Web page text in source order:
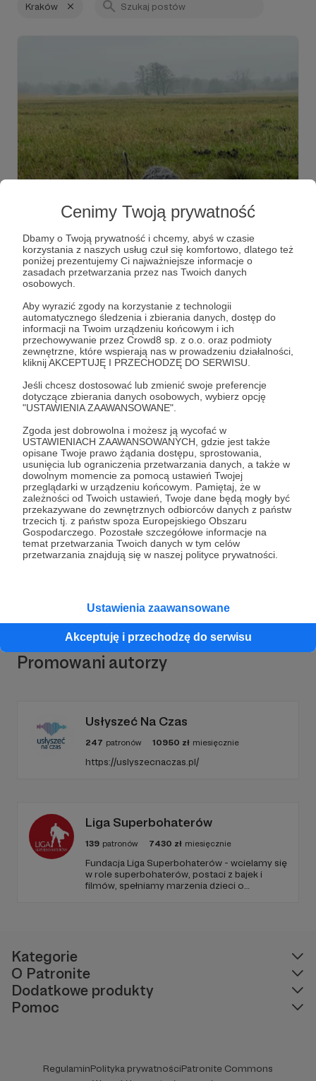
Cenimy Twoją prywatność
Dbamy o Twoją prywatność i chcemy, abyś w czasie
korzystania z naszych usług czuł się komfortowo, dlatego też
poniżej prezentujemy Ci najważniejsze informacje o
zasadach przetwarzania przez nas Twoich danych
osobowych.
Aby wyrazić zgody na korzystanie z technologii
automatycznego śledzenia i zbierania danych, dostęp do
informacji na Twoim urządzeniu końcowym i ich
przechowywanie przez Crowd8 sp. z o.o. oraz podmioty
zewnętrzne, które wspierają nas w prowadzeniu działalności,
kliknij AKCEPTUJĘ I PRZECHODZĘ DO SERWISU.
Jeśli chcesz dostosować lub zmienić swoje preferencje
dotyczące zbierania danych osobowych, wybierz opcję
"USTAWIENIA ZAAWANSOWANE".
Zgoda jest dobrowolna i możesz ją wycofać w
USTAWIENIACH ZAAWANSOWANYCH, gdzie jest także
opisane Twoje prawo żądania dostępu, sprostowania,
usunięcia lub ograniczenia przetwarzania danych, a także w
dowolnym momencie za pomocą ustawień Twojej
przeglądarki w urządzeniu końcowym. Pamiętaj, że w
zależności od Twoich ustawień, Twoje dane będą mogły być
przekazywane do zewnętrznych odbiorców danych z państw
trzecich tj. z państw spoza Europejskiego Obszaru
Gospodarczego. Pozostałe szczegółowe informacje na
temat przetwarzania Twoich danych w tym celów
przetwarzania znajdują się w naszej polityce prywatności.
Ustawienia zaawansowane
Akceptuję i przechodzę do serwisu
Kraków
Nagrywać można wszędzie... nawet w
Krakowie ;)
Ostatnio mieliśmy przyjemność spędzić blisko cztery
godziny na nagraniach terenowych w malowniczym
Krakowie. Fantastyczny spacer po Nowej Hucie i spotkanie
z niezwykłymi ludźmi było możliwe dzięki projektowi
fieldrecording Kraków nagrania terenowe
Dołącz do grona Patronów!
Wesprzyj działalność AutoraDźwięki natury -
Ambient Soundmapjuż teraz!
Promowani autorzy
Usłyszeć Na Czas
247 patronów 10950 zł miesięcznie
https://uslyszecnaczas.pl/
Liga Superbohaterów
139 patronów 7430 zł miesięcznie
Fundacja Liga Superbohaterów - wcielamy się
w role superbohaterów, postaci z bajek i
filmów, spełniamy marzenia dzieci o
Kategorie
O Patronite
Dodatkowe produkty
Pomoc
RegulaminPolityka prywatnościPatronite Commons